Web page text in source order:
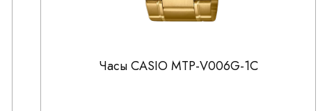
Часы CASIO MTP-V006G-1C